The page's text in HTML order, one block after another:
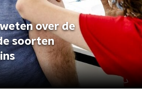
over de
soorten